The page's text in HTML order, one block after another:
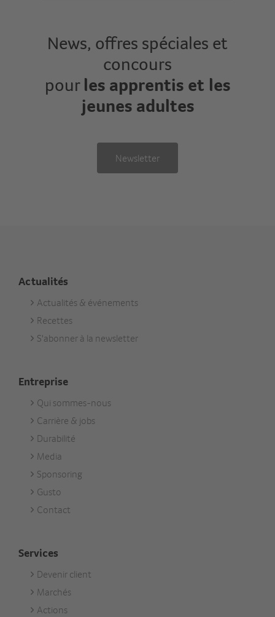
News, offres spéciales et
concours
pour les apprentis et les
jeunes adultes
Newsletter
Actualités
Footer
Aktuell
Actualités & événements
Recettes
S'abonner à la newsletter
Entreprise
Footer
Unternehmen
Qui sommes-nous
Carrière & jobs
Durabilité
Media
Sponsoring
Gusto
Contact
Services
Footer
Services
Devenir client
Marchés
Actions